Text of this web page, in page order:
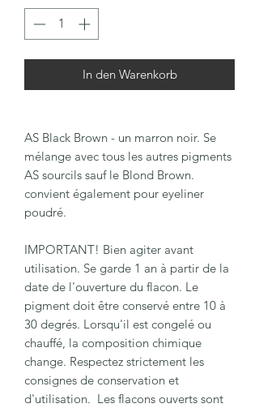
In den Warenkorb
AS Black Brown - un marron noir. Se
mélange avec tous les autres pigments
AS sourcils sauf le Blond Brown.
convient également pour eyeliner
poudré.
IMPORTANT! Bien agiter avant
utilisation. Se garde 1 an à partir de la
date de l'ouverture du flacon. Le
pigment doit être conservé entre 10 à
30 degrés. Lorsqu'il est congelé ou
chauffé, la composition chimique
change. Respectez strictement les
consignes de conservation et
d'utilisation. Les flacons ouverts sont